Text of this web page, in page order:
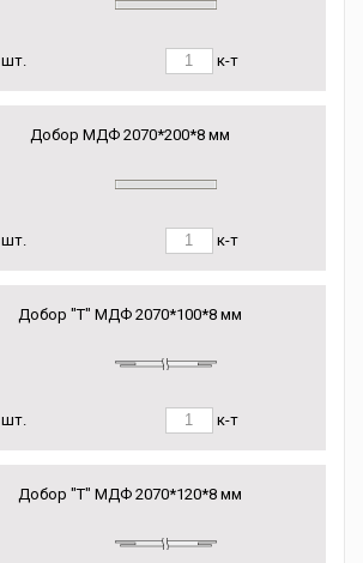
шт. к-т
Добор МДФ 2070*200*8 мм
шт. к-т
Добор "Т" МДФ 2070*100*8 мм
шт. к-т
Добор "Т" МДФ 2070*120*8 мм